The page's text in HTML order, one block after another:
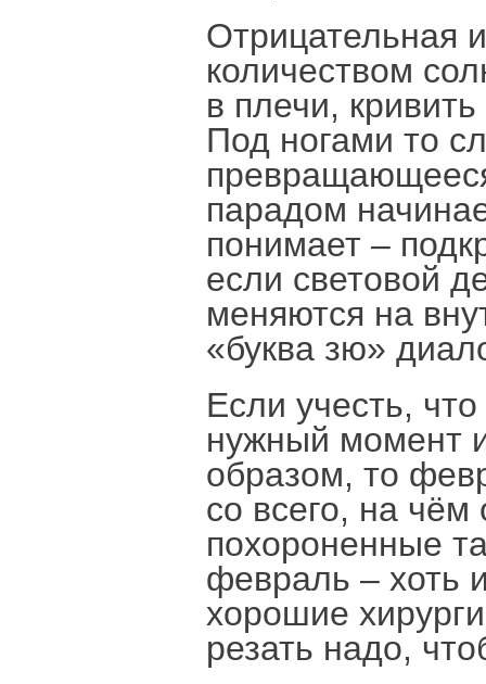
Отрицательная
количеством
в плечи,
Под ногами то
парадом
понимает –
если световой
меняются на
«буква зю»
Если учесть,
нужный момент
образом, то
со всего, на
похороненные
февраль – хоть
хорошие
резать надо,